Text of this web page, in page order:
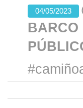
04/05/2023
BARCO